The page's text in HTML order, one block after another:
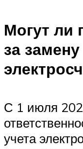
Могут ли
за замену
С 1 июля
учета